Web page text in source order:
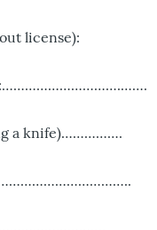
license):
a knife)…………….